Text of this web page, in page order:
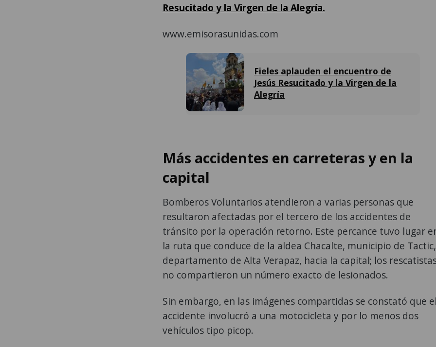
Resucitado y la Virgen de la Alegría.
www.emisorasunidas.com
Fieles aplauden el encuentro de
Jesús Resucitado y la Virgen de la
Alegría
Más accidentes en carreteras y en la
capital
Bomberos Voluntarios atendieron a varias personas que
resultaron afectadas por el tercero de los accidentes de
tránsito por la operación retorno. Este percance tuvo lugar
la ruta que conduce de la aldea Chacalte, municipio de Tactic,
departamento de Alta Verapaz, hacia la capital; los
no compartieron un número exacto de lesionados.
Sin embargo, en las imágenes compartidas se constató que
accidente involucró a una motocicleta y por lo menos dos
vehículos tipo picop.